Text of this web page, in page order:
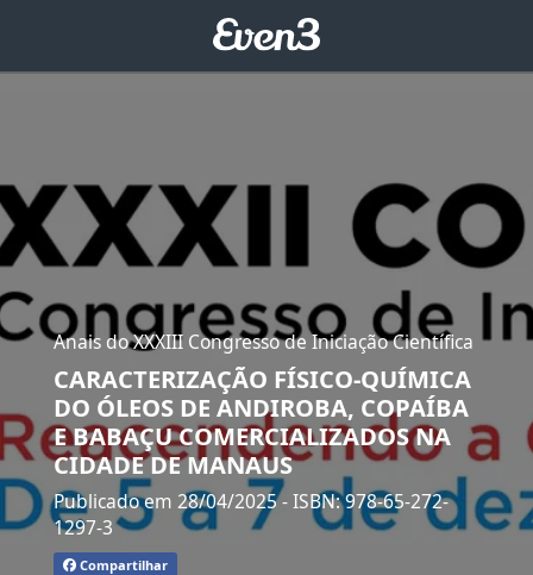
Anais do XXXIII Congresso de Iniciação Científica
CARACTERIZAÇÃO FÍSICO-QUÍMICA
DO ÓLEOS DE ANDIROBA, COPAÍBA
E BABAÇU COMERCIALIZADOS NA
CIDADE DE MANAUS
Publicado em 28/04/2025- ISBN: 978-65-272-
1297-3
Compartilhar